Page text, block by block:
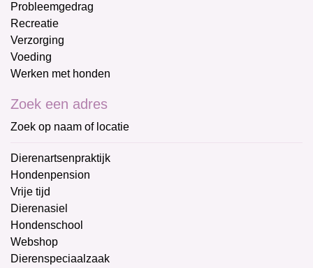
Probleemgedrag
Recreatie
Verzorging
Voeding
Werken met honden
Zoek een adres
Zoek op naam of locatie
Dierenartsenpraktijk
Hondenpension
Vrije tijd
Dierenasiel
Hondenschool
Webshop
Dierenspeciaalzaak